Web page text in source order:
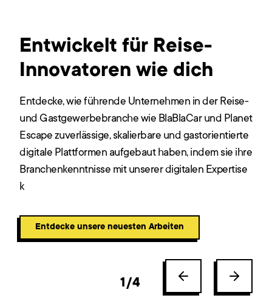
Entwickelt für Reise-
Innovatoren wie dich
Entdecke, wie führende Unternehmen in der Reise-
und Gastgewerbebranche wie BlaBlaCar und Planet
Escape zuverlässige, skalierbare und gastorientierte
digitale Plattformen aufgebaut haben, indem sie ihre
Branchenkenntnisse mit unserer digitalen Expertise
k
Entdecke unsere neuesten Arbeiten
1/4